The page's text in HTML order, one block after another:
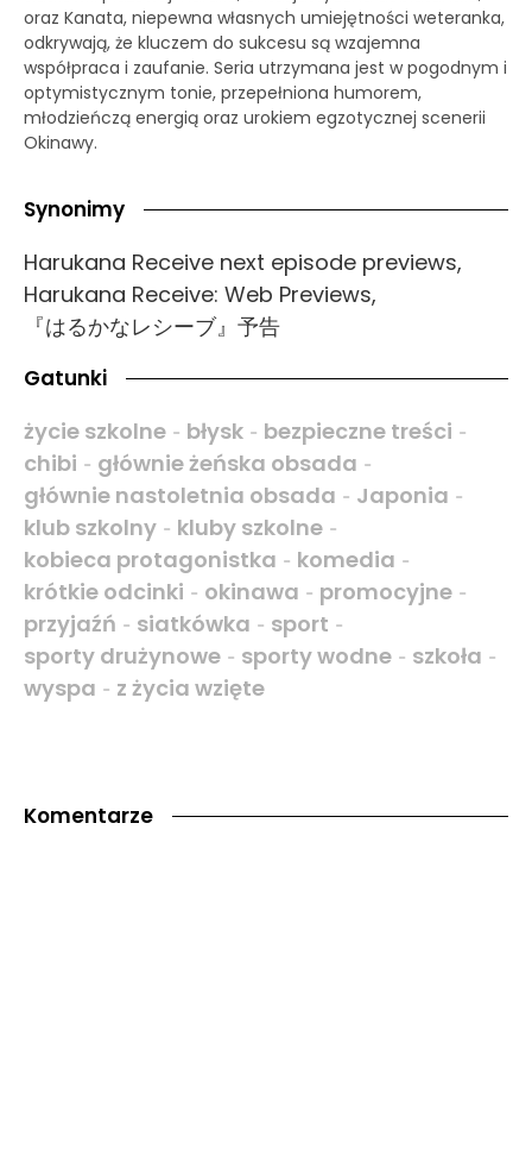
oraz Kanata, niepewna własnych umiejętności weteranka,
odkrywają, że kluczem do sukcesu są wzajemna
współpraca i zaufanie. Seria utrzymana jest w pogodnym i
optymistycznym tonie, przepełniona humorem,
młodzieńczą energią oraz urokiem egzotycznej scenerii
Okinawy.
Synonimy
Harukana Receive next episode previews,
Harukana Receive: Web Previews,
『はるかなレシーブ』予告
Gatunki
życie szkolne - błysk - bezpieczne treści -
chibi - głównie żeńska obsada -
głównie nastoletnia obsada - Japonia -
klub szkolny - kluby szkolne -
kobieca protagonistka - komedia -
krótkie odcinki - okinawa - promocyjne -
przyjaźń - siatkówka - sport -
sporty drużynowe - sporty wodne - szkoła -
wyspa - z życia wzięte
Komentarze